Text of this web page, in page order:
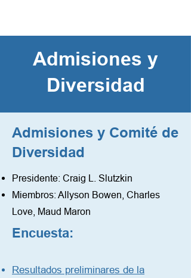
Admisiones y
Diversidad
Admisiones y Comité de
Diversidad
Presidente: Craig L. Slutzkin
Miembros: Allyson Bowen, Charles
Love, Maud Maron
Encuesta:
Resultados preliminares de la